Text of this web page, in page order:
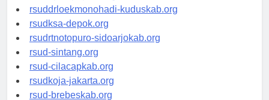
rsud-tpikepriprov.org
rsuddrloekmonohadi-kuduskab.org
rsudksa-depok.org
rsudrtnotopuro-sidoarjokab.org
rsud-sintang.org
rsud-cilacapkab.org
rsudkoja-jakarta.org